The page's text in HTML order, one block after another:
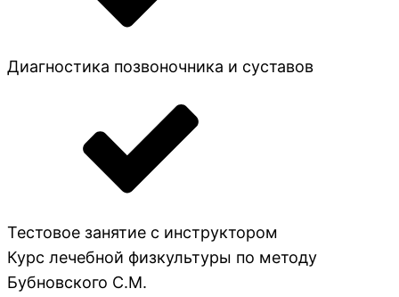
Диагностика позвоночника и суставов
Тестовое занятие с инструктором
Курс лечебной физкультуры по методу
Бубновского С.М.